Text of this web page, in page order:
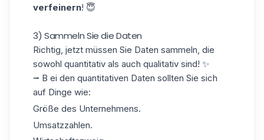
verfeinern! 😇
3) Sammeln Sie die Daten
Richtig, jetzt müssen Sie Daten sammeln, die
sowohl quantitativ als auch qualitativ sind! ✨
⭢ B ei den quantitativen Daten sollten Sie sich
auf Dinge wie:
Größe des Unternehmens.
Umsatzzahlen.